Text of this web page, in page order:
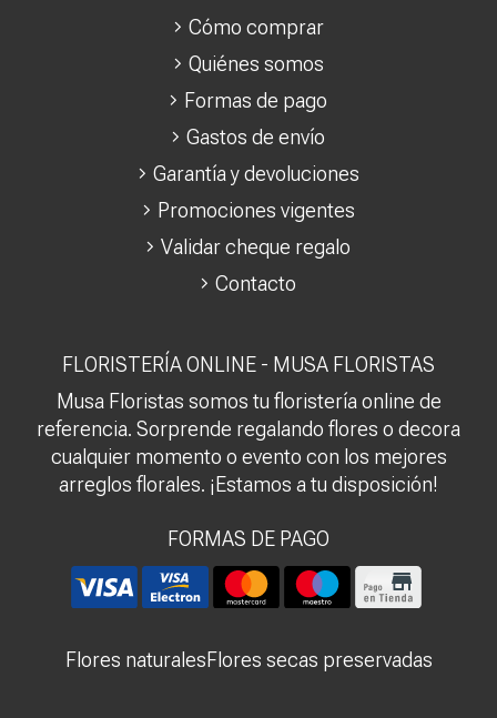
FLORISTERÍA ONLINE - MUSA FLORISTAS
Musa Floristas somos tu floristería online de
referencia. Sorprende regalando flores o decora
cualquier momento o evento con los mejores
arreglos florales. ¡Estamos a tu disposición!
FORMAS DE PAGO
Cómo comprar
Quiénes somos
Formas de pago
Gastos de envío
Garantía y devoluciones
Promociones vigentes
Validar cheque regalo
Contacto
Flores naturalesFlores secas preservadas